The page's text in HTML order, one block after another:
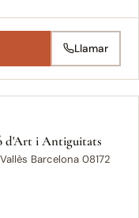
Llamar
d'Art i Antiguitats
Barcelona 08172